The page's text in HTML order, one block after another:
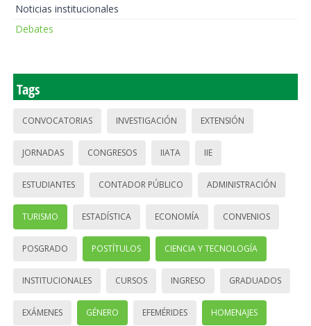
Noticias institucionales
Debates
Tags
CONVOCATORIAS INVESTIGACIÓN EXTENSIÓN
JORNADAS CONGRESOS IIATA IIE
ESTUDIANTES CONTADOR PÚBLICO ADMINISTRACIÓN
TURISMO ESTADÍSTICA ECONOMÍA CONVENIOS
POSGRADO POSTÍTULOS CIENCIA Y TECNOLOGÍA
INSTITUCIONALES CURSOS INGRESO GRADUADOS
EXÁMENES GÉNERO EFEMÉRIDES HOMENAJES